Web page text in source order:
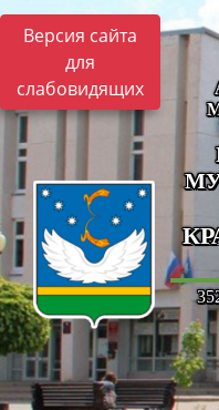
Версия сайта
для
слабовидящих